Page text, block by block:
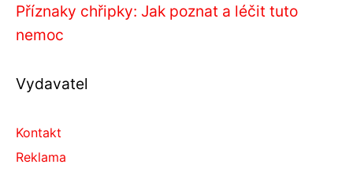
Příznaky chřipky: Jak poznat a léčit tuto
nemoc
Vydavatel
Kontakt
Reklama